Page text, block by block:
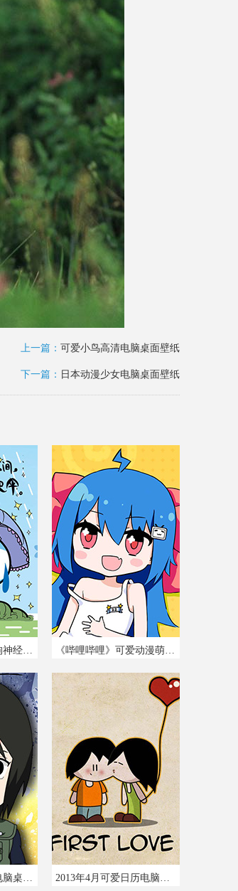
上一篇： 可爱小鸟高清电脑桌面壁纸
下一篇： 日本动漫少女电脑桌面壁纸
精选可爱卡通辛巴狗神经语录电脑壁纸图片 《哔哩哔哩》可爱动漫萌系电脑壁纸图片
可爱动漫火影忍者电脑桌面壁纸图片 2013年4月可爱日历电脑壁纸